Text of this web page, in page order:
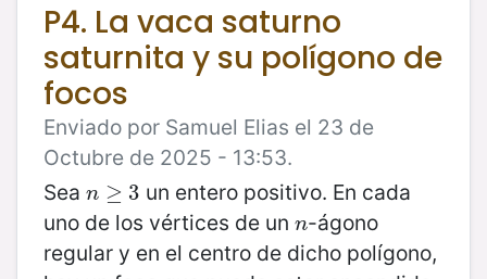
P4. La vaca saturno
saturnita y su polígono de
focos
Enviado por Samuel Elias el 23 de
Octubre de 2025 - 13:53.
Sea n ≥ 3
n≥3
un entero positivo. En cada
uno de los vértices de un n
n-ágono
regular y en el centro de dicho polígono,